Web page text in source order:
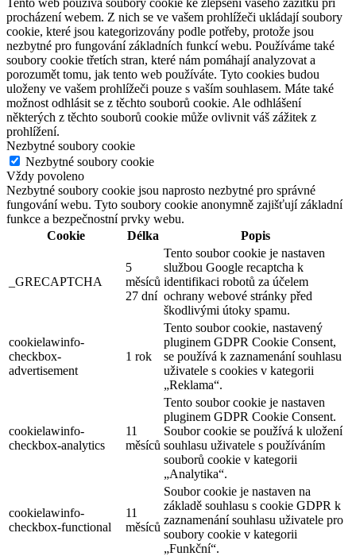
Tento web používá soubory cookie ke zlepšení vašeho zážitku při
procházení webem. Z nich se ve vašem prohlížeči ukládají soubory
cookie, které jsou kategorizovány podle potřeby, protože jsou
nezbytné pro fungování základních funkcí webu. Používáme také
soubory cookie třetích stran, které nám pomáhají analyzovat a
porozumět tomu, jak tento web používáte. Tyto cookies budou
uloženy ve vašem prohlížeči pouze s vaším souhlasem. Máte také
možnost odhlásit se z těchto souborů cookie. Ale odhlášení
některých z těchto souborů cookie může ovlivnit váš zážitek z
prohlížení.
Nezbytné soubory cookie
Nezbytné soubory cookie
Vždy povoleno
Nezbytné soubory cookie jsou naprosto nezbytné pro správné
fungování webu. Tyto soubory cookie anonymně zajišťují základní
funkce a bezpečnostní prvky webu.
Cookie
Délka Popis
_GRECAPTCHA
5
měsíců
27 dní
Tento soubor cookie je nastaven
službou Google recaptcha k
identifikaci robotů za účelem
ochrany webové stránky před
škodlivými útoky spamu.
cookielawinfo-
checkbox-
advertisement
1 rok
Tento soubor cookie, nastavený
pluginem GDPR Cookie Consent,
se používá k zaznamenání souhlasu
uživatele s cookies v kategorii
„Reklama“.
cookielawinfo-
checkbox-analytics
11
měsíců
Tento soubor cookie je nastaven
pluginem GDPR Cookie Consent.
Soubor cookie se používá k uložení
souhlasu uživatele s používáním
souborů cookie v kategorii
„Analytika“.
cookielawinfo-
checkbox-functional
11
měsíců
Soubor cookie je nastaven na
základě souhlasu s cookie GDPR k
zaznamenání souhlasu uživatele pro
soubory cookie v kategorii
„Funkční“.